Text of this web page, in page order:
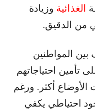
الغذائية وزيادة
من الدقيق.
بين المواطنين
تأمين احتياجاتهم
الأوضاع أكثر. ورغم
احتياطي يكفي